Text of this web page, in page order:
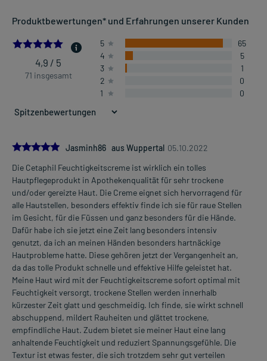
Produktbewertungen* und Erfahrungen unserer Kunden
4.901408450704225
4,9 / 5
71 insgesamt
5
65
4
5
3
1
2
0
1
0
5.0
Jasminh86 aus Wuppertal 05.10.2022
Die Cetaphil Feuchtigkeitscreme ist wirklich ein tolles
Hautpflegeprodukt in Apothekenqualität für sehr trockene
und/oder gereizte Haut. Die Creme eignet sich hervorragend für
alle Hautstellen, besonders effektiv finde ich sie für raue Stellen
im Gesicht, für die Füssen und ganz besonders für die Hände.
Dafür habe ich sie jetzt eine Zeit lang besonders intensiv
genutzt, da ich an meinen Händen besonders hartnäckige
Hautprobleme hatte. Diese gehören jetzt der Vergangenheit an,
da das tolle Produkt schnelle und effektive Hilfe geleistet hat.
Meine Haut wird mit der Feuchtigkeitscreme sofort optimal mit
Feuchtigkeit versorgt, trockene Stellen werden innerhalb
kürzester Zeit glatt und geschmeidig. Ich finde, sie wirkt schnell
abschuppend, mildert Rauheiten und glättet trockene,
empfindliche Haut. Zudem bietet sie meiner Haut eine lang
anhaltende Feuchtigkeit und reduziert Spannungsgefühle. Die
Textur ist etwas fester, die sich trotzdem sehr gut verteilen